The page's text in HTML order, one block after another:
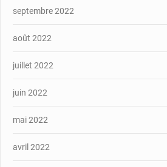
septembre 2022
août 2022
juillet 2022
juin 2022
mai 2022
avril 2022